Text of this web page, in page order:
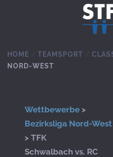
Zum Hauptinhalt springen
HOME TEAMSPORT
NORD-WEST
Wettbewerbe >
Bezirksliga Nord-West
> TFK
Schwalbach vs. RC